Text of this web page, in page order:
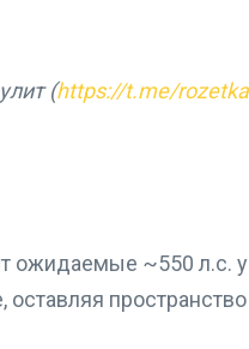
(https://t.me/
ожидаемые ~550 л.с. у
оставляя